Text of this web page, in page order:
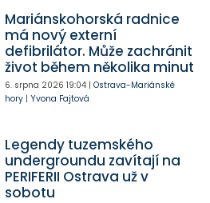
Mariánskohorská radnice
má nový externí
defibrilátor. Může zachránit
život během několika minut
6. srpna 2026 19:04| Ostrava-Mariánské
hory| Yvona Fajtová
Legendy tuzemského
undergroundu zavítají na
PERIFERII Ostrava už v
sobotu